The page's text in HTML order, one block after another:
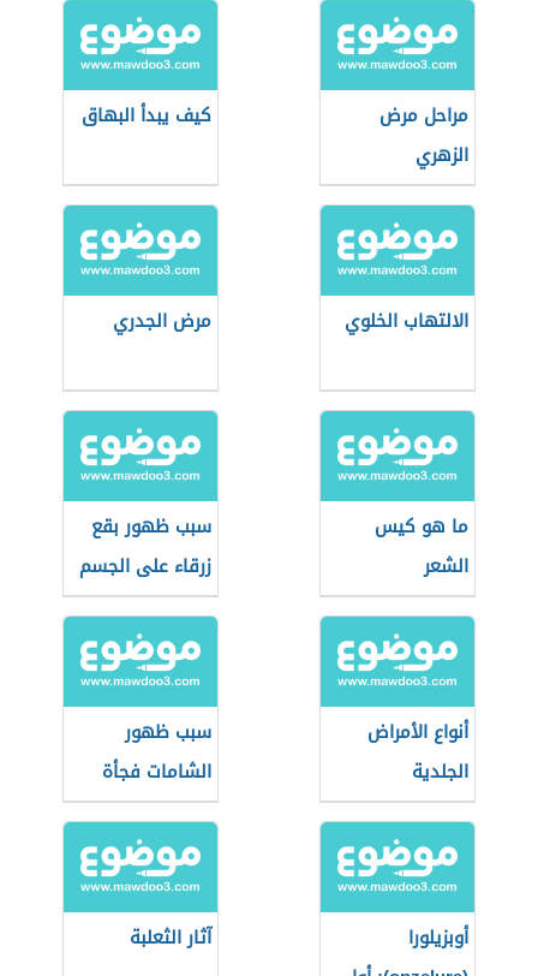
مراحل مرض
الزهري
كيف يبدأ البهاق
الالتهاب الخلوي مرض الجدري
ما هو كيس
الشعر
سبب ظهور بقع
زرقاء على الجسم
أنواع الأمراض
الجلدية
سبب ظهور
الشامات فجأة
أوبزيلورا
آثار الثعلبة